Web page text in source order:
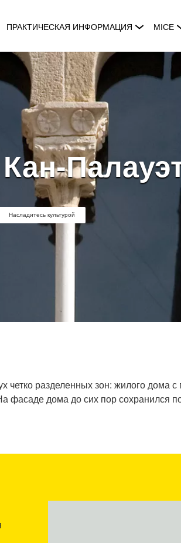
ПРАКТИЧЕСКАЯ ИНФОРМАЦИЯ MICE
Насладитесь культурой
четко разделенных зон: жилого
фасаде дома до сих пор сохранился